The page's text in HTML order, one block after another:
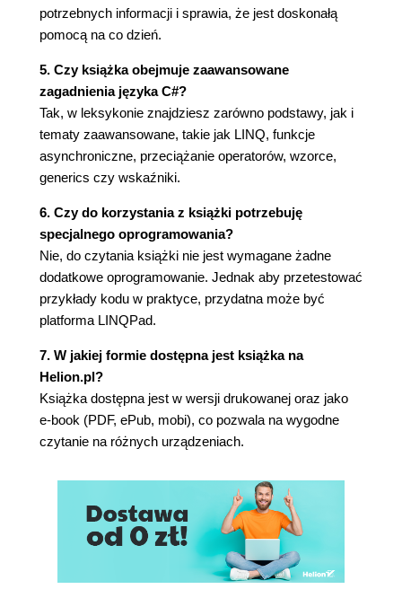
potrzebnych informacji i sprawia, że jest doskonałą
pomocą na co dzień.
5. Czy książka obejmuje zaawansowane
zagadnienia języka C#?
Tak, w leksykonie znajdziesz zarówno podstawy, jak i
tematy zaawansowane, takie jak LINQ, funkcje
asynchroniczne, przeciążanie operatorów, wzorce,
generics czy wskaźniki.
6. Czy do korzystania z książki potrzebuję
specjalnego oprogramowania?
Nie, do czytania książki nie jest wymagane żadne
dodatkowe oprogramowanie. Jednak aby przetestować
przykłady kodu w praktyce, przydatna może być
platforma LINQPad.
7. W jakiej formie dostępna jest książka na
Helion.pl?
Książka dostępna jest w wersji drukowanej oraz jako
e-book (PDF, ePub, mobi), co pozwala na wygodne
czytanie na różnych urządzeniach.